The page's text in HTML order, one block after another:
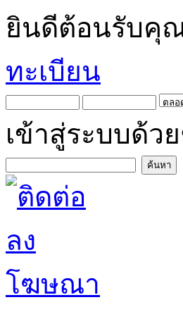
ยินดีต้อนรับคุ
ทะเบียน
เข้าสู่ระบบด้ว